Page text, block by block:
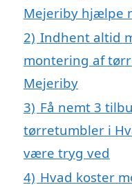
Mejeriby hjælpe
2) Indhent altid
montering af
Mejeriby
3) Få nemt 3
tørretumbler i
være tryg ved
4) Hvad koster